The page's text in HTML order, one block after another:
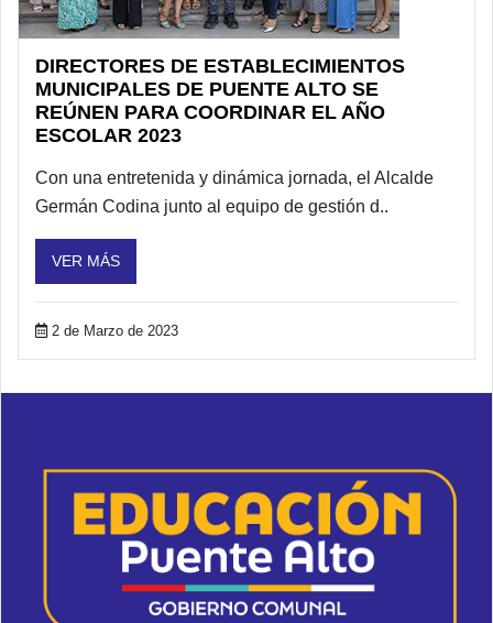
DIRECTORES DE ESTABLECIMIENTOS
MUNICIPALES DE PUENTE ALTO SE
REÚNEN PARA COORDINAR EL AÑO
ESCOLAR 2023
Con una entretenida y dinámica jornada, el Alcalde
Germán Codina junto al equipo de gestión d..
VER MÁS
2 de Marzo de 2023